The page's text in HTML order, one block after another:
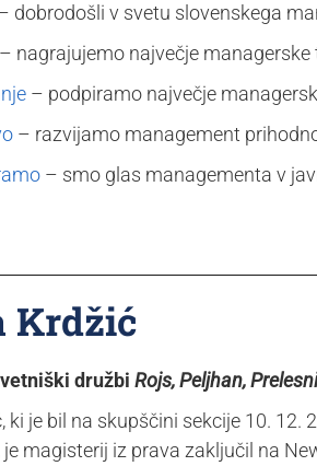
dobrodošli v svetu slovenskega
– nagrajujemo največje managerske
– podpiramo največje
– razvijamo management
– smo glas managementa v
Krdžić
družbiRojs, Peljhan,
ki je bil na skupščini sekcije 10.
je magisterij iz prava zaključil na